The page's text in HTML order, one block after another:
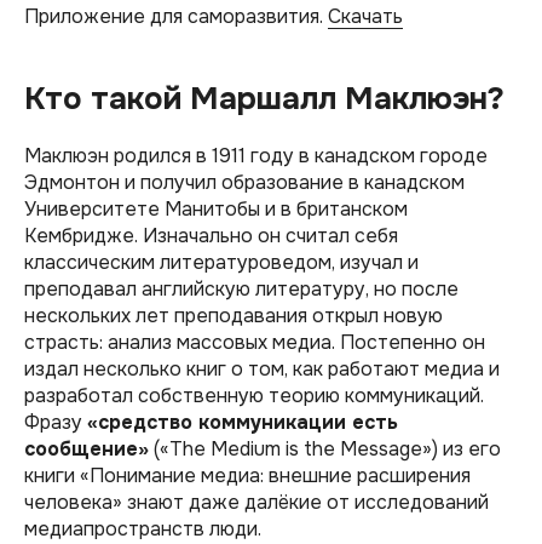
Приложение для саморазвития. Скачать
Кто такой Маршалл Маклюэн?
Маклюэн родился в 1911 году в канадском городе
Эдмонтон и получил образование в канадском
Университете Манитобы и в британском
Кембридже. Изначально он считал себя
классическим литературоведом, изучал и
преподавал английскую литературу, но после
нескольких лет преподавания открыл новую
страсть: анализ массовых медиа. Постепенно он
издал несколько книг о том, как работают медиа и
разработал собственную теорию коммуникаций.
Фразу «средство коммуникации есть
сообщение»(«The Medium is the Message») из его
книги «Понимание медиа: внешние расширения
человека» знают даже далёкие от исследований
медиапространств люди.